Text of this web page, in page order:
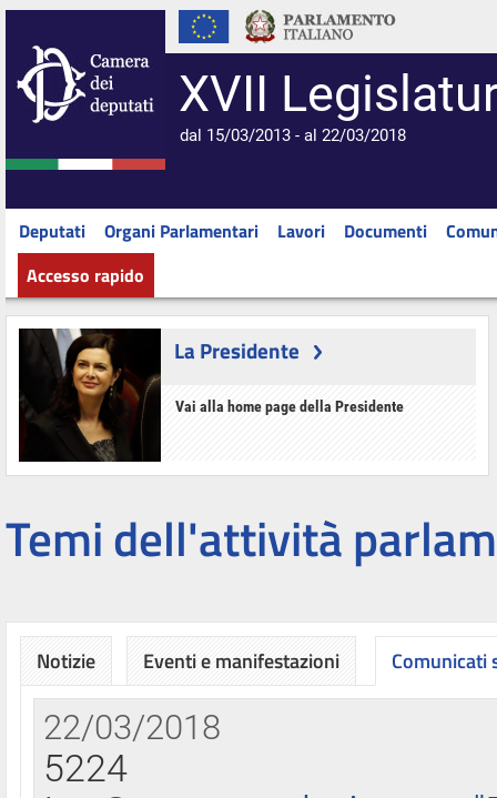
XVII
dal 15/03/2013 - al 22/03/2018
Deputati Organi Parlamentari Lavori Documenti
Accesso rapido
La Presidente
Vai alla home page della Presidente
Temi dell'attività
Notizie Eventi e manifestazioni Comunicati
22/03/2018
5224